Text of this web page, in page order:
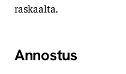
raskaalta.
Annostus